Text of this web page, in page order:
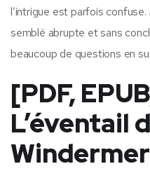
l’intrigue est parfois confuse.
semblé abrupte et sans
beaucoup de questions en
[PDF,
L’éventail